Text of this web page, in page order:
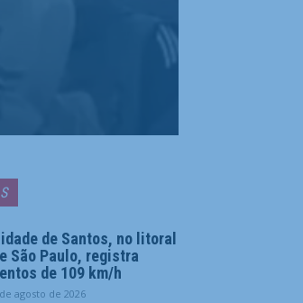
de Santos, no litoral
São Paulo, registra
de 109 km/h
agosto de 2026